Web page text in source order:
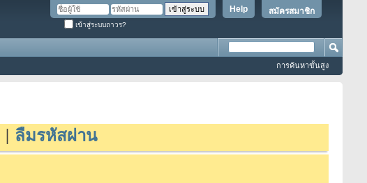
สมัครสมาชิก
Help
เข้าสู่ระบบถาวร?
การค้นหาขั้นสูง
ลืมรหัสผ่าน